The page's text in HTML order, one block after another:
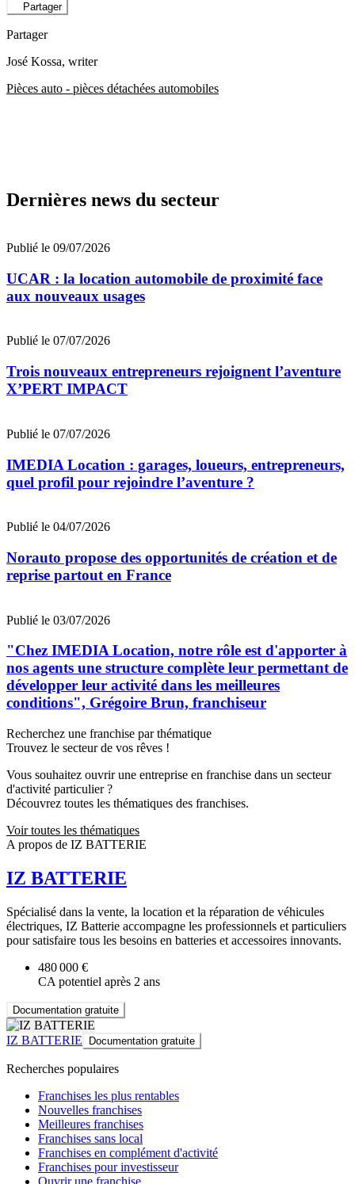
Partager
Partager
José Kossa, writer
Pièces auto - pièces détachées automobiles
Dernières news du secteur
Publié le 09/07/2026
UCAR : la location automobile de proximité face
aux nouveaux usages
Publié le 07/07/2026
Trois nouveaux entrepreneurs rejoignent l’aventure
X’PERT IMPACT
Publié le 07/07/2026
IMEDIA Location : garages, loueurs, entrepreneurs,
quel profil pour rejoindre l’aventure ?
Publié le 04/07/2026
Norauto propose des opportunités de création et de
reprise partout en France
Publié le 03/07/2026
"Chez IMEDIA Location, notre rôle est d'apporter à
nos agents une structure complète leur permettant de
développer leur activité dans les meilleures
conditions", Grégoire Brun, franchiseur
Recherchez une franchise par thématique
Trouvez le secteur de vos rêves !
Vous souhaitez ouvrir une entreprise en franchise dans un secteur
d'activité particulier ?
Découvrez toutes les thématiques des franchises.
Voir toutes les thématiques
A propos de IZ BATTERIE
IZ BATTERIE
Spécialisé dans la vente, la location et la réparation de véhicules
électriques, IZ Batterie accompagne les professionnels et particuliers
pour satisfaire tous les besoins en batteries et accessoires innovants.
480 000 €
CA potentiel après 2 ans
Documentation gratuite
IZ BATTERIE Documentation gratuite
Recherches populaires
Franchises les plus rentables
Nouvelles franchises
Meilleures franchises
Franchises sans local
Franchises en complément d'activité
Franchises pour investisseur
Ouvrir une franchise